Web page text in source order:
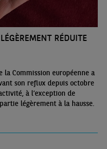
RÉDUITE
la Commission européenne a
son reflux depuis octobre
à l’exception de
légèrement à la hausse.